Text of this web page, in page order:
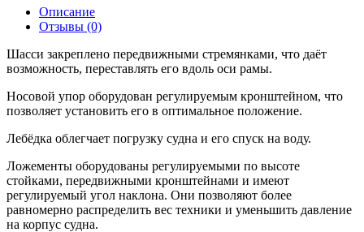
Описание
Отзывы (0)
Шасси закреплено передвижными стремянками, что даёт
возможность, переставлять его вдоль оси рамы.
Носовой упор оборудован регулируемым кронштейном, что
позволяет установить его в оптимальное положение.
Лебёдка облегчает погрузку судна и его спуск на воду.
Ложементы оборудованы регулируемыми по высоте
стойками, передвижными кронштейнами и имеют
регулируемый угол наклона. Они позволяют более
равномерно распределить вес техники и уменьшить давление
на корпус судна.